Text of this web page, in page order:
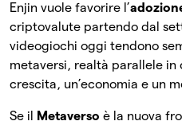
Enjin vuole favorire l’
criptovalute partendo dal
videogiochi oggi tendono
metaversi, realtà parallele in
crescita, un’economia e un
Se il Metaverso è la nuova